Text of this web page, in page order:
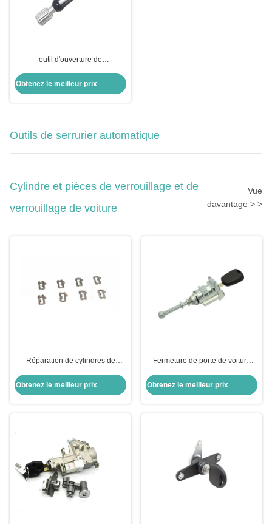
outil d'ouverture de
serrurerie lame de verrouillage
outils de cueillette pour ABUS
Obtenez le meilleur prix
Outils de serrurier automatique
Cylindre et pièces de verrouillage et de
verrouillage de voiture
Vue
davantage > >
Réparation de cylindres de
Obtenez le meilleur prix
Fermeture de porte de voiture
cylindre de porte de voiture
Obtenez le meilleur prix